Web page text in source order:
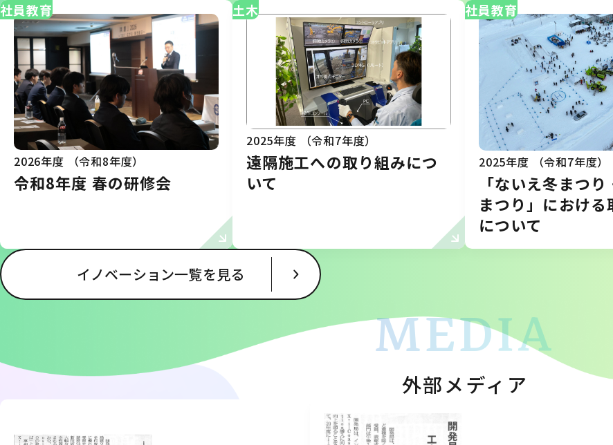
社員教育
2026年度 （令和8年度）
令和8年度 春の研修会
土木
2025年度 （令和7年度）
遠隔施工への取り組みにつ
いて
社員教育
2025年度 （令和7年度）
「ないえ冬まつ
まつり」における
について
イノベーション一覧を見る
外部メディア
MEDIA